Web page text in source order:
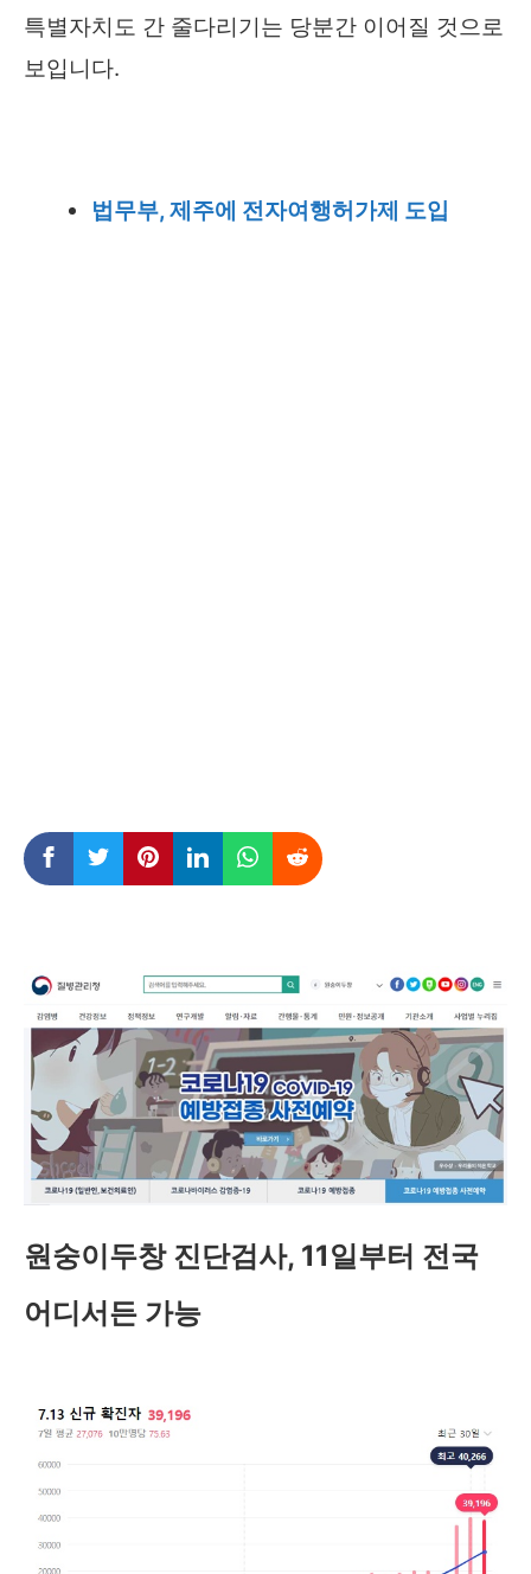
특별자치도 간 줄다리기는 당분간 이어질 것으로
보입니다.
법무부, 제주에 전자여행허가제 도입
원숭이두창 진단검사, 11일부터 전국
어디서든 가능